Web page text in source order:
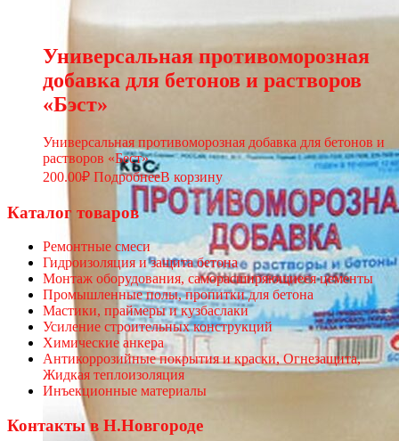
Универсальная противоморозная
добавка для бетонов и растворов
«Бэст»
Универсальная противоморозная добавка для бетонов и
растворов «Бест»
200.00₽ ПодробнееВ корзину
Каталог товаров
Ремонтные смеси
Гидроизоляция и защита бетона
Монтаж оборудования, саморасширяющиеся цементы
Промышленные полы, пропитки для бетона
Мастики, праймеры и кузбаслаки
Усиление строительных конструкций
Химические анкера
Антикоррозийные покрытия и краски, Огнезащита,
Жидкая теплоизоляция
Инъекционные материалы
Контакты в Н.Новгороде